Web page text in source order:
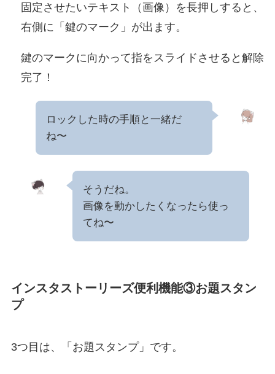
固定させたいテキスト（画像）を長押しすると、
右側に「鍵のマーク」が出ます。
鍵のマークに向かって指をスライドさせると解除
完了！
ロックした時の手順と一緒だ
ね〜
そうだね。
画像を動かしたくなったら使っ
てね〜
インスタストーリーズ便利機能③お題スタン
プ
3つ目は、「お題スタンプ」です。